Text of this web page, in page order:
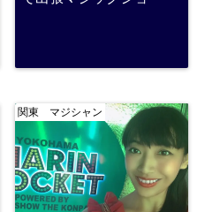
関東 マジシャン